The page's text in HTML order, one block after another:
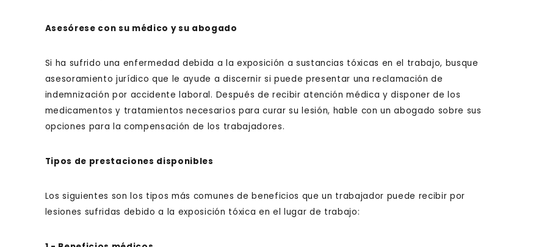
Asesórese con su médico y su abogado
Si ha sufrido una enfermedad debida a la exposición a sustancias tóxicas en el trabajo, busque
asesoramiento jurídico que le ayude a discernir si puede presentar una reclamación de
indemnización por accidente laboral. Después de recibir atención médica y disponer de los
medicamentos y tratamientos necesarios para curar su lesión, hable con un abogado sobre sus
opciones para la compensación de los trabajadores.
Tipos de prestaciones disponibles
Los siguientes son los tipos más comunes de beneficios que un trabajador puede recibir por
lesiones sufridas debido a la exposición tóxica en el lugar de trabajo: